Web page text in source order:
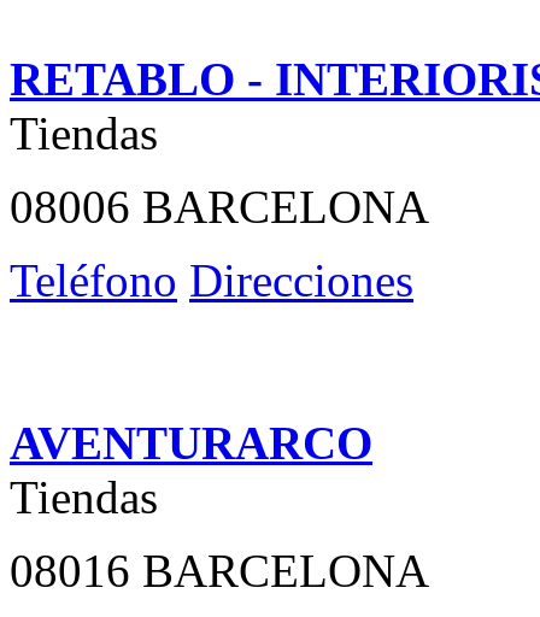
RETABLO -
Tiendas
08006 BARCELONA
Teléfono Direcciones
AVENTURARCO
Tiendas
08016 BARCELONA